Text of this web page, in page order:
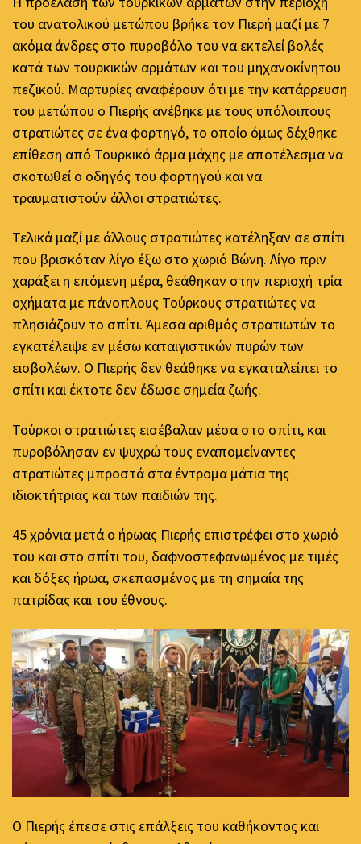
του ανατολικού μετώπου βρήκε τον Πιερή μαζί με 7
ακόμα άνδρες στο πυροβόλο του να εκτελεί βολές
κατά των τουρκικών αρμάτων και του μηχανοκίνητου
πεζικού. Μαρτυρίες αναφέρουν ότι με την κατάρρευση
του μετώπου ο Πιερής ανέβηκε με τους υπόλοιπους
στρατιώτες σε ένα φορτηγό, το οποίο όμως δέχθηκε
επίθεση από Τουρκικό άρμα μάχης με αποτέλεσμα να
σκοτωθεί ο οδηγός του φορτηγού και να
τραυματιστούν άλλοι στρατιώτες.
Τελικά μαζί με άλλους στρατιώτες κατέληξαν σε σπίτι
που βρισκόταν λίγο έξω στο χωριό Βώνη. Λίγο πριν
χαράξει η επόμενη μέρα, θεάθηκαν στην περιοχή τρία
οχήματα με πάνοπλους Τούρκους στρατιώτες να
πλησιάζουν το σπίτι. Άμεσα αριθμός στρατιωτών το
εγκατέλειψε εν μέσω καταιγιστικών πυρών των
εισβολέων. Ο Πιερής δεν θεάθηκε να εγκαταλείπει το
σπίτι και έκτοτε δεν έδωσε σημεία ζωής.
Τούρκοι στρατιώτες εισέβαλαν μέσα στο σπίτι, και
πυροβόλησαν εν ψυχρώ τους εναπομείναντες
στρατιώτες μπροστά στα έντρομα μάτια της
ιδιοκτήτριας και των παιδιών της.
45 χρόνια μετά ο ήρωας Πιερής επιστρέφει στο χωριό
του και στο σπίτι του, δαφνοστεφανωμένος με τιμές
και δόξες ήρωα, σκεπασμένος με τη σημαία της
πατρίδας και του έθνους.
Ο Πιερής έπεσε στις επάλξεις του καθήκοντος και